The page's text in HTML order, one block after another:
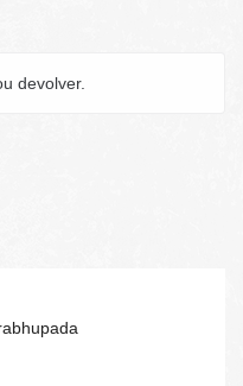
devolver.